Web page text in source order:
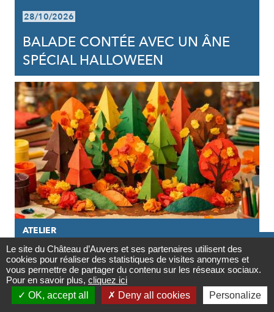
Contact

Newsletter
28/10/2026
BALADE CONTÉE AVEC UN ÂNE
SPÉCIAL HALLOWEEN
ATELIER
29/10/2026
JEUNE PUBLIC : ATELIER
ARTISTIQUE "FORÊT DE PAPIER"
Le site du Château d’Auvers et ses partenaires utilisent des
cookies pour réaliser des statistiques de visites anonymes et
vous permettre de partager du contenu sur les réseaux sociaux.
Pour en savoir plus, cliquez ici
OK, accept all
Deny all cookies Personalize